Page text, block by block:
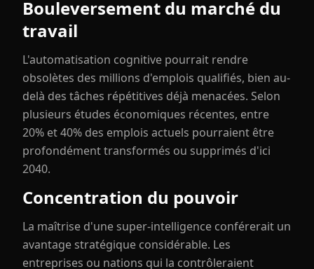
Bouleversement du marché du
travail
L'automatisation cognitive pourrait rendre
obsolètes des millions d'emplois qualifiés, bien au-
delà des tâches répétitives déjà menacées. Selon
plusieurs études économiques récentes, entre
20% et 40% des emplois actuels pourraient être
profondément transformés ou supprimés d'ici
2040.
Concentration du pouvoir
La maîtrise d'une super-intelligence conférerait un
avantage stratégique considérable. Les
entreprises ou nations qui la contrôleraient